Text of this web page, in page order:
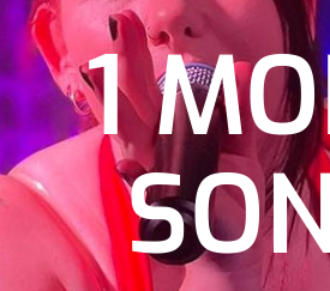
1